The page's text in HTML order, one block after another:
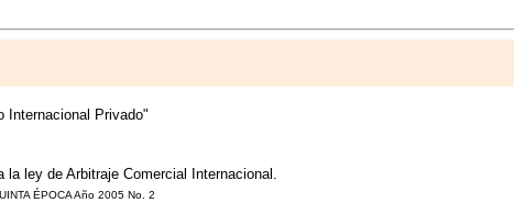
Internacional Privado"
ley de Arbitraje Comercial Internacional.
ÉPOCA Año 2005 No. 2